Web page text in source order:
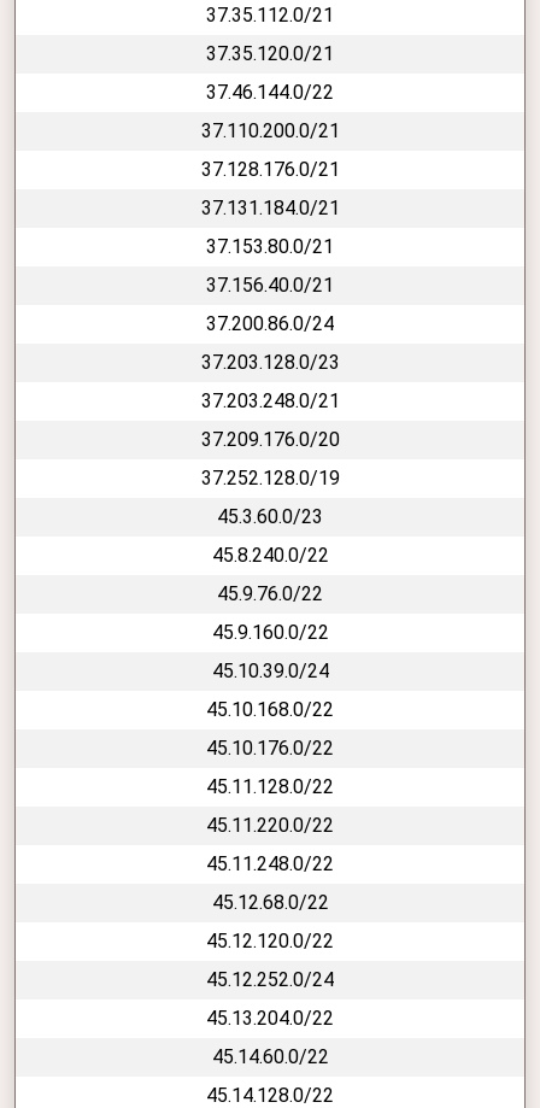
37.35.112.0/21
37.35.120.0/21
37.46.144.0/22
37.110.200.0/21
37.128.176.0/21
37.131.184.0/21
37.153.80.0/21
37.156.40.0/21
37.200.86.0/24
37.203.128.0/23
37.203.248.0/21
37.209.176.0/20
37.252.128.0/19
45.3.60.0/23
45.8.240.0/22
45.9.76.0/22
45.9.160.0/22
45.10.39.0/24
45.10.168.0/22
45.10.176.0/22
45.11.128.0/22
45.11.220.0/22
45.11.248.0/22
45.12.68.0/22
45.12.120.0/22
45.12.252.0/24
45.13.204.0/22
45.14.60.0/22
45.14.128.0/22